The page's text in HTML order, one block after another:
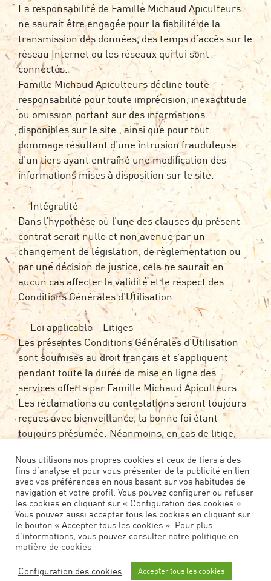
La responsabilité de Famille Michaud Apiculteurs
ne saurait être engagée pour la fiabilité de la
transmission des données, des temps d’accès sur le
réseau Internet ou les réseaux qui lui sont
connectés.
Famille Michaud Apiculteurs décline toute
responsabilité pour toute imprécision, inexactitude
ou omission portant sur des informations
disponibles sur le site ; ainsi que pour tout
dommage résultant d’une intrusion frauduleuse
d’un tiers ayant entraîné une modification des
informations mises à disposition sur le site.
— Intégralité
Dans l’hypothèse où l’une des clauses du présent
contrat serait nulle et non avenue par un
changement de législation, de règlementation ou
par une décision de justice, cela ne saurait en
aucun cas affecter la validité et le respect des
Conditions Générales d’Utilisation.
— Loi applicable – Litiges
Les présentes Conditions Générales d’Utilisation
sont soumises au droit français et s’appliquent
pendant toute la durée de mise en ligne des
services offerts par Famille Michaud Apiculteurs.
Les réclamations ou contestations seront toujours
reçues avec bienveillance, la bonne foi étant
toujours présumée. Néanmoins, en cas de litige,
Michaud Apiculteurs pour une solution à l’amiable.
À défaut, les Tribunaux de Pau (64) seront les seuls
compétents.
Nous utilisons nos propres cookies et ceux de tiers à des
fins d’analyse et pour vous présenter de la publicité en lien
avec vos préférences en nous basant sur vos habitudes de
navigation et votre profil. Vous pouvez configurer ou refuser
les cookies en cliquant sur « Configuration des cookies ».
Vous pouvez aussi accepter tous les cookies en cliquant sur
le bouton « Accepter tous les cookies ». Pour plus
d’informations, vous pouvez consulter notre politique en
matière de cookies
Configuration des cookies Accepter tous les cookies